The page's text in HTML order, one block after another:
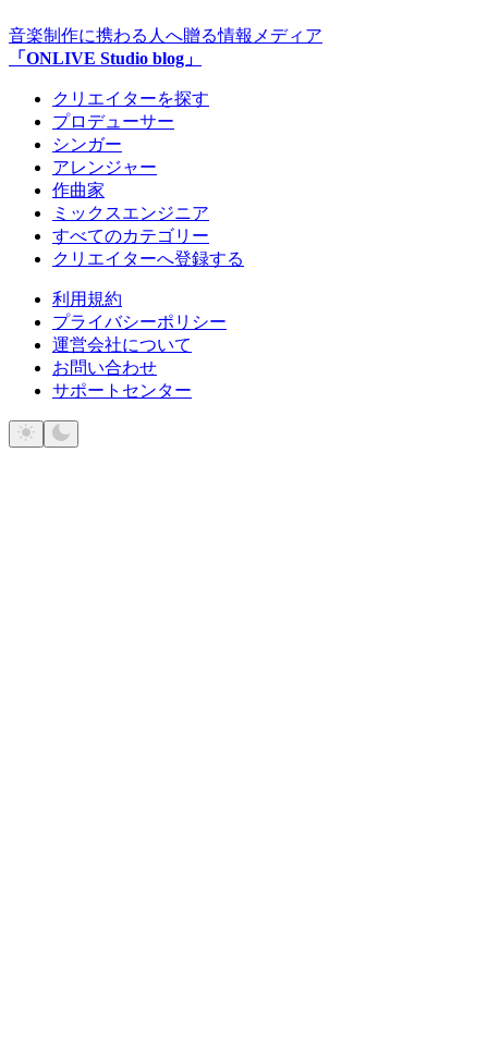
音楽制作に携わる人へ贈る情報メディア
「ONLIVE Studio blog」
クリエイターを探す
プロデューサー
シンガー
アレンジャー
作曲家
ミックスエンジニア
すべてのカテゴリー
クリエイターへ登録する
利用規約
プライバシーポリシー
運営会社について
お問い合わせ
サポートセンター